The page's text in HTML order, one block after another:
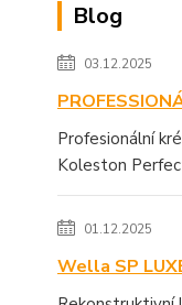
Blog
03.12.2025
Profesionální
Koleston
01.12.2025
Wella SP